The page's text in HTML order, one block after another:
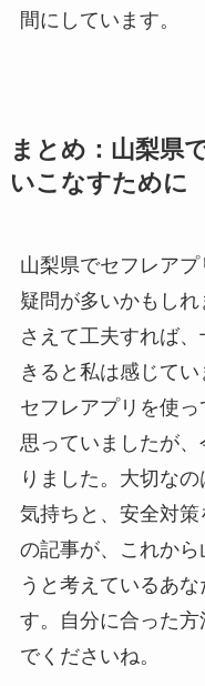
間にしています。
まとめ：山梨県
いこなすために
山梨県でセフレア
疑問が多いかもし
さえて工夫すれば
きると私は感じて
セフレアプリを使
思っていましたが
りました。大切な
気持ちと、安全対
の記事が、これか
うと考えているあ
す。自分に合った
でくださいね。